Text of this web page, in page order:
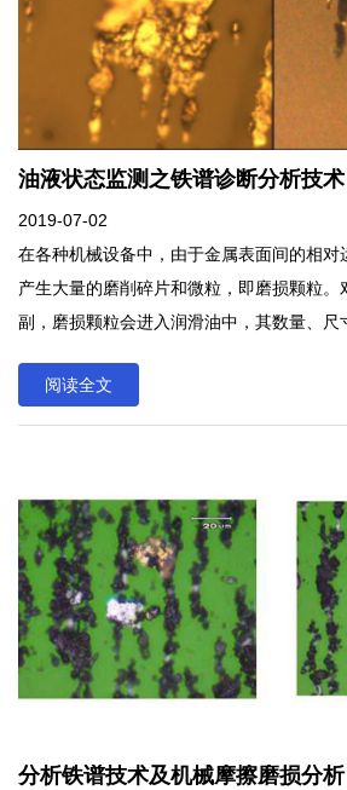
油液状态监测之铁谱诊断分析技术
2019-07-02
在各种机械设备中，由于金属表面间的相对
产生大量的磨削碎片和微粒，即磨损颗粒。
副，磨损颗粒会进入润滑油中，其数量、尺
状态提供了依据。
阅读全文
分析铁谱技术及机械摩擦磨损分析